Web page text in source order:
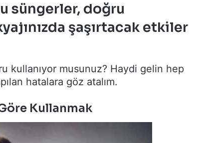
süngerler, doğru
şaşırtacak etkiler
kullanıyor musunuz? Haydi gelin hep
hatalara göz atalım.
Kullanmak